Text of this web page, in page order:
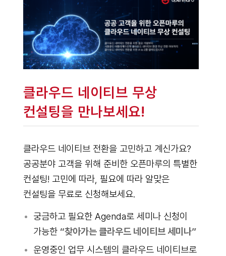
클라우드 네이티브 무상
컨설팅을 만나보세요!
클라우드 네이티브 전환을 고민하고 계신가요?
공공분야 고객을 위해 준비한 오픈마루의 특별한
컨설팅! 고민에 따라, 필요에 따라 알맞은
컨설팅을 무료로 신청해보세요.
궁금하고 필요한 Agenda로 세미나 신청이
가능한 “찾아가는 클라우드 네이티브 세미나”
운영중인 업무 시스템의 클라우드 네이티브로